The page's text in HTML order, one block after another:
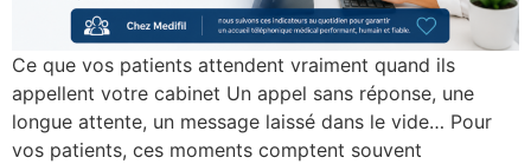
Ce que vos patients attendent vraiment quand ils
appellent votre cabinet Un appel sans réponse, une
longue attente, un message laissé dans le vide… Pour
vos patients, ces moments comptent souvent